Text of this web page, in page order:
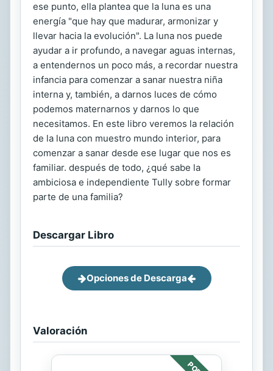
ese punto, ella plantea que la luna es una
energía "que hay que madurar, armonizar y
llevar hacia la evolución". La luna nos puede
ayudar a ir profundo, a navegar aguas internas,
a entendernos un poco más, a recordar nuestra
infancia para comenzar a sanar nuestra niña
interna y, también, a darnos luces de cómo
podemos maternarnos y darnos lo que
necesitamos. En este libro veremos la relación
de la luna con muestro mundo interior, para
comenzar a sanar desde ese lugar que nos es
familiar. después de todo, ¿qué sabe la
ambiciosa e independiente Tully sobre formar
parte de una familia?
Descargar Libro
Opciones de Descarga
Valoración